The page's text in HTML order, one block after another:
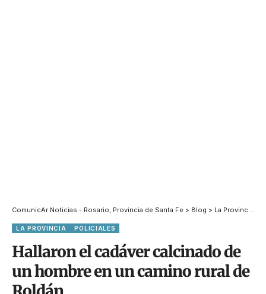
ComunicAr Noticias - Rosario, Provincia de Santa Fe > Blog > La Provincia
LA PROVINCIA POLICIALES
Hallaron el cadáver calcinado de
un hombre en un camino rural de